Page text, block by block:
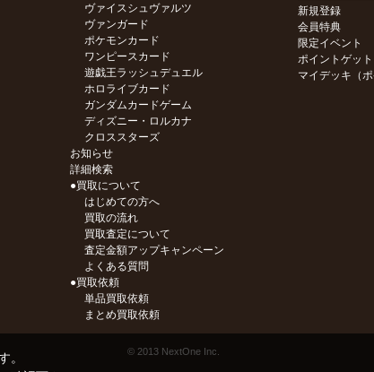
ヴァイスシュヴァルツ
ヴァンガード
ポケモンカード
ワンピースカード
遊戯王ラッシュデュエル
ホロライブカード
ガンダムカードゲーム
ディズニー・ロルカナ
クロススターズ
お知らせ
詳細検索
●買取について
はじめての方へ
買取の流れ
買取査定について
査定金額アップキャンペーン
よくある質問
●買取依頼
単品買取依頼
まとめ買取依頼
新規登録
会員特典
限定イベント
ポイントゲッ
マイデッキ（
© 2013 NextOne Inc.
。